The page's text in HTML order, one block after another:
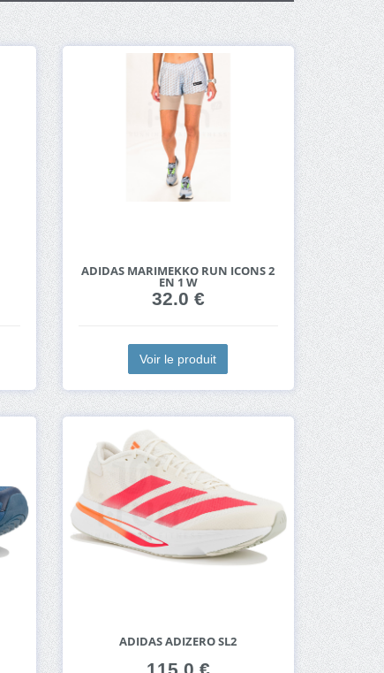
ADIDAS MARIMEKKO RUN ICONS 2
EN 1 W
32.0 €
Voir le produit
ADIDAS ADIZERO SL2